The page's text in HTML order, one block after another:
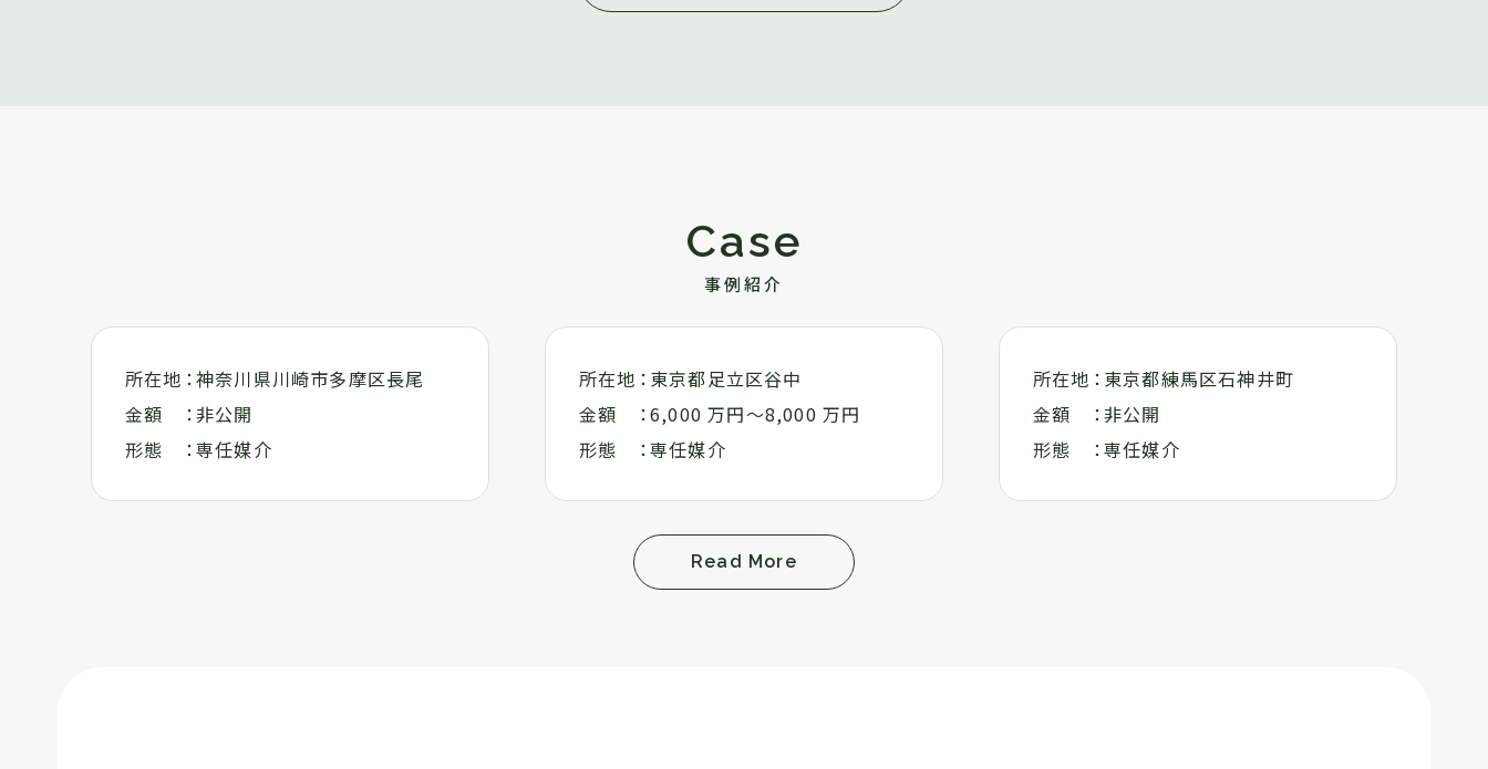
Case
事例紹介
所在地 神奈川県川崎市多摩区長尾
金額
非公開
形態
専任媒介
所在地
東京都足立区谷中
金額
6,000 万円～8,000 万円
形態
専任媒介
所在地
東京都練馬区石神井町
金額
非公開
形態
専任媒介
Read More